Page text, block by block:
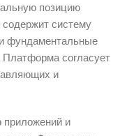
позицию
систему
фундаментальные
Платформа согласует
и
и